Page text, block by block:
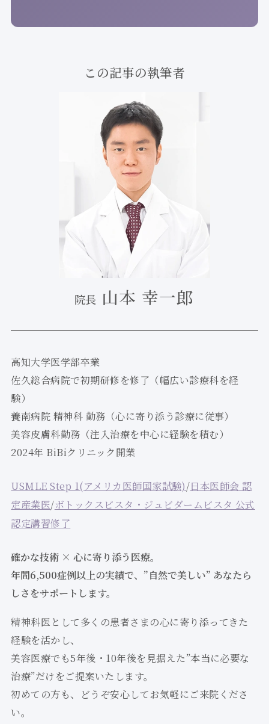
この記事の執筆者
院長 山本 幸一郎
高知大学医学部卒業
佐久総合病院で初期研修を修了（幅広い診療科を経
験）
養南病院 精神科 勤務（心に寄り添う診療に従事）
美容皮膚科勤務（注入治療を中心に経験を積む）
2024年 BiBiクリニック開業
USMLE Step 1(アメリカ医師国家試験)/日本医師会 認
定産業医/ボトックスビスタ・ジュビダームビスタ 公式
認定講習修了
確かな技術 × 心に寄り添う医療。
年間6,500症例以上の実績で、”自然で美しい” あなたら
しさをサポートします。
精神科医として多くの患者さまの心に寄り添ってきた
経験を活かし、
美容医療でも5年後・10年後を見据えた”本当に必要な
治療”だけをご提案いたします。
初めての方も、どうぞ安心してお気軽にご来院くださ
い。